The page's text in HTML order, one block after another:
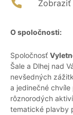
O spoločnosti:
Spoločnosť
Šale a Dlhej nad
nevšedných
a jedinečné
rôznorodých
tematické plavby